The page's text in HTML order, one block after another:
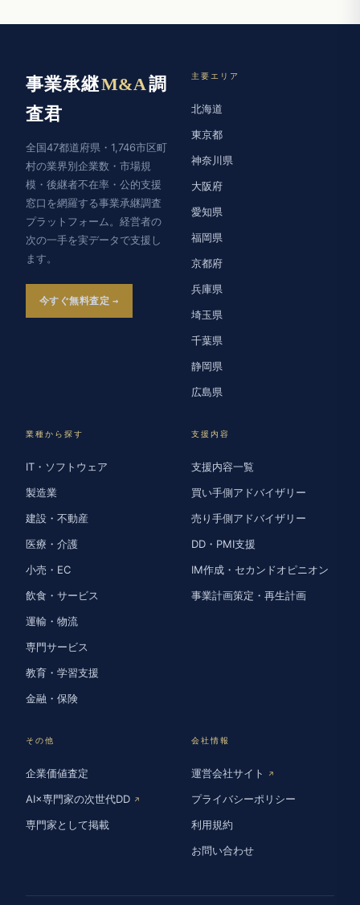
事業承継M&A調
査君
全国47都道府県・1,746市区町
村の業界別企業数・市場規
模・後継者不在率・公的支援
窓口を網羅する事業承継調査
プラットフォーム。経営者の
次の一手を実データで支援し
ます。
今すぐ無料査定
主要エリア
北海道
東京都
神奈川県
大阪府
愛知県
福岡県
京都府
兵庫県
埼玉県
千葉県
静岡県
広島県
業種から探す
IT・ソフトウェア
製造業
建設・不動産
医療・介護
小売・EC
飲食・サービス
運輸・物流
専門サービス
教育・学習支援
金融・保険
支援内容
支援内容一覧
買い手側アドバイザリー
売り手側アドバイザリー
DD・PMI支援
IM作成・セカンドオピニオン
事業計画策定・再生計画
その他
企業価値査定
AI×専門家の次世代DD ↗
専門家として掲載
会社情報
運営会社サイト ↗
プライバシーポリシー
利用規約
お問い合わせ